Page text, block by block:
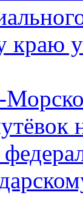
краю